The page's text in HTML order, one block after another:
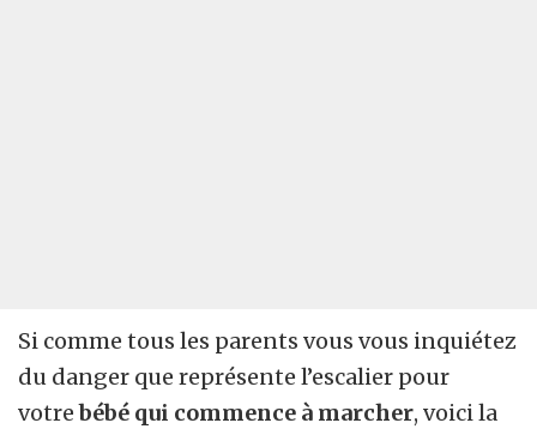
Si comme tous les parents vous vous inquiétez
du danger que représente l’escalier pour
votre bébé qui commence à marcher, voici la